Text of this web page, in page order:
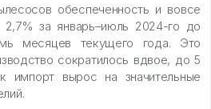
обеспеченность и вовсе
2,7% за январь–июль 2024-го до
месяцев текущего года. Это
сократилось вдвое, до 5
импорт вырос на значительные